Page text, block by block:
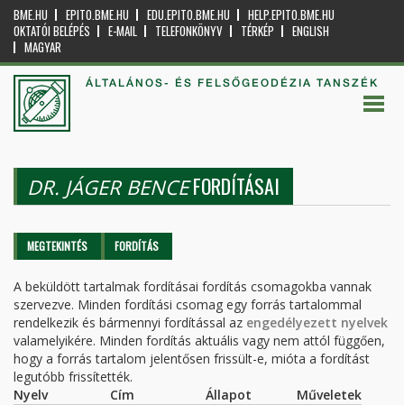
BME.HU EPITO.BME.HU EDU.EPITO.BME.HU
HELP.EPITO.BME.HU
OKTATÓI BELÉPÉS
E-MAIL TELEFONKÖNYV TÉRKÉP
ENGLISH
MAGYAR
ÁLTALÁNOS- ÉS FELSŐGEODÉZIA TANSZÉK
DR. JÁGER BENCEFORDÍTÁSAI
Elsődleges fülek
MEGTEKINTÉS FORDÍTÁS
A beküldött tartalmak fordításai fordítás csomagokba vannak
szervezve. Minden fordítási csomag egy forrás tartalommal
rendelkezik és bármennyi fordítással az engedélyezett nyelvek
valamelyikére. Minden fordítás aktuális vagy nem attól függően,
hogy a forrás tartalom jelentősen frissült-e, mióta a fordítást
legutóbb frissítették.
Nyelv
Cím Állapot
Műveletek